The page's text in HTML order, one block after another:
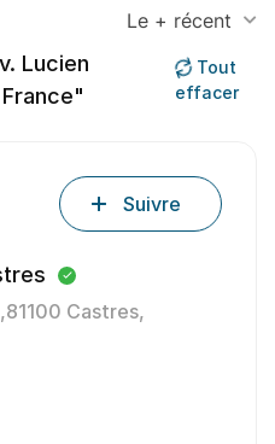
Le + récent
Lucien
Tout
effacer
Castres,
Suivre